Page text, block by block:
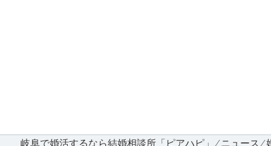
岐阜で婚活するなら結婚相談所「ピアハピ」 ⁄ニュース⁄